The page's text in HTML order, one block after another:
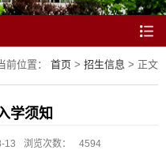
前位置： 首页 > 招生信息 > 正文
学须知
13 浏览次数： 4594